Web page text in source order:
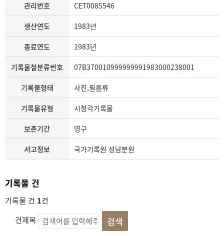
관리번호 CET0085546
생산연도 1983년
종료연도 1983년
기록물철분류번호 07B370010999999991983000238001
기록물형태 사진,필름류
기록물유형 시청각기록물
보존기간 영구
서고정보 국가기록원 성남분원
기록물 건
기록물 건 1건
건제목